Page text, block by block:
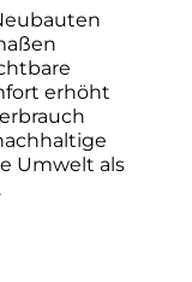
erhöht
Umwelt als